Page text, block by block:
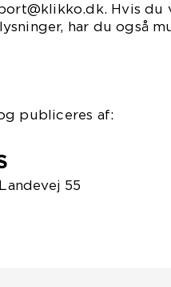
Hvis du
har du også
publiceres af:
55